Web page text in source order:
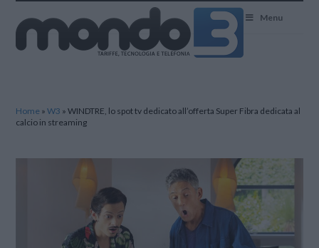
Menu
Home »W3 »WINDTRE, lo spot tv dedicato all’offerta Super Fibra dedicata al
calcio in streaming